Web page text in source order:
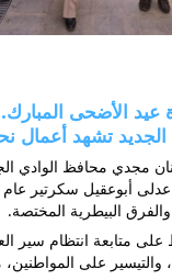
عيد الأضحى
تشهد أعمال
والفرق البيطرية المختصة.
على المواطنين،